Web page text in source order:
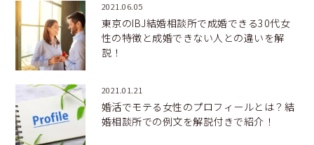
2021.06.05
東京のIBJ結婚相談所で成婚できる30代女
性の特徴と成婚できない人との違いを解
説！
2021.01.21
婚活でモテる女性のプロフィールとは？結
婚相談所での例文を解説付きで紹介！